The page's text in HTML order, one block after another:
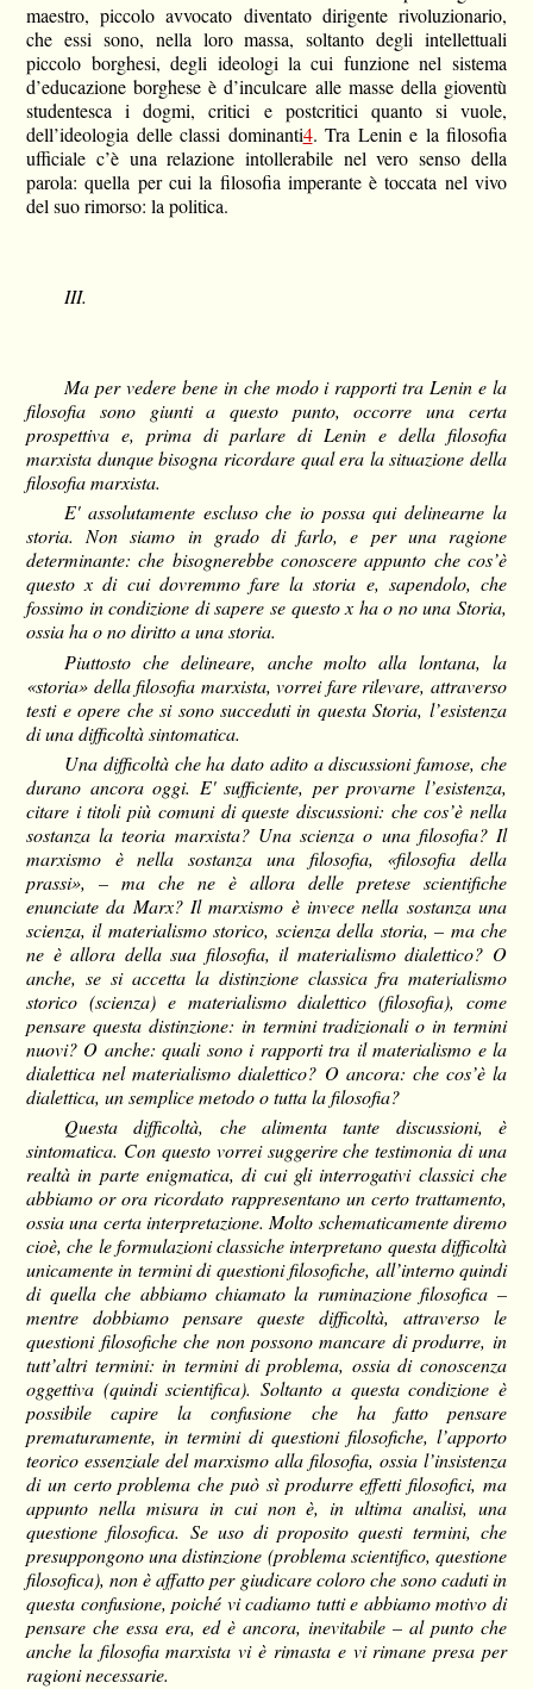
maestro, piccolo avvocato diventato dirigente rivoluzionario,
che essi sono, nella loro massa, soltanto degli intellettuali
piccolo borghesi, degli ideologi la cui funzione nel sistema
d’educazione borghese è d’inculcare alle masse della gioventù
studentesca i dogmi, critici e postcritici quanto si vuole,
dell’ideologia delle classi dominanti4. Tra Lenin e la filosofia
ufficiale c’è una relazione intollerabile nel vero senso della
parola: quella per cui la filosofia imperante è toccata nel vivo
del suo rimorso: la politica.
III.
Ma per vedere bene in che modo i rapporti tra Lenin e la
filosofia sono giunti a questo punto, occorre una certa
prospettiva e, prima di parlare di Lenin e della filosofia
marxista dunque bisogna ricordare qual era la situazione della
filosofia marxista.
E' assolutamente escluso che io possa qui delinearne la
storia. Non siamo in grado di farlo, e per una ragione
determinante: che bisognerebbe conoscere appunto che cos’è
questo x di cui dovremmo fare la storia e, sapendolo, che
fossimo in condizione di sapere se questo x ha o no una Storia,
ossia ha o no diritto a una storia.
Piuttosto che delineare, anche molto alla lontana, la
«storia» della filosofia marxista, vorrei fare rilevare, attraverso
testi e opere che si sono succeduti in questa Storia, l’esistenza
di una difficoltà sintomatica.
Una difficoltà che ha dato adito a discussioni famose, che
durano ancora oggi. E' sufficiente, per provarne l’esistenza,
citare i titoli più comuni di queste discussioni: che cos’è nella
sostanza la teoria marxista? Una scienza o una filosofia? Il
marxismo è nella sostanza una filosofia, «filosofia della
prassi», – ma che ne è allora delle pretese scientifiche
enunciate da Marx? Il marxismo è invece nella sostanza una
scienza, il materialismo storico, scienza della storia, – ma che
ne è allora della sua filosofia, il materialismo dialettico? O
anche, se si accetta la distinzione classica fra materialismo
storico (scienza) e materialismo dialettico (filosofia), come
pensare questa distinzione: in termini tradizionali o in termini
nuovi? O anche: quali sono i rapporti tra il materialismo e la
dialettica nel materialismo dialettico? O ancora: che cos’è la
dialettica, un semplice metodo o tutta la filosofia?
Questa difficoltà, che alimenta tante discussioni, è
sintomatica. Con questo vorrei suggerire che testimonia di una
realtà in parte enigmatica, di cui gli interrogativi classici che
abbiamo or ora ricordato rappresentano un certo trattamento,
ossia una certa interpretazione. Molto schematicamente diremo
cioè, che le formulazioni classiche interpretano questa difficoltà
unicamente in termini di questioni filosofiche, all’interno quindi
di quella che abbiamo chiamato la ruminazione filosofica –
mentre dobbiamo pensare queste difficoltà, attraverso le
questioni filosofiche che non possono mancare di produrre, in
tutt’altri termini: in termini di problema, ossia di conoscenza
oggettiva (quindi scientifica). Soltanto a questa condizione è
possibile capire la confusione che ha fatto pensare
prematuramente, in termini di questioni filosofiche, l’apporto
teorico essenziale del marxismo alla filosofia, ossia l’insistenza
di un certo problema che può sì produrre effetti filosofici, ma
appunto nella misura in cui non è, in ultima analisi, una
questione filosofica. Se uso di proposito questi termini, che
presuppongono una distinzione (problema scientifico, questione
filosofica), non è affatto per giudicare coloro che sono caduti in
questa confusione, poiché vi cadiamo tutti e abbiamo motivo di
pensare che essa era, ed è ancora, inevitabile – al punto che
anche la filosofia marxista vi è rimasta e vi rimane presa per
ragioni necessarie.